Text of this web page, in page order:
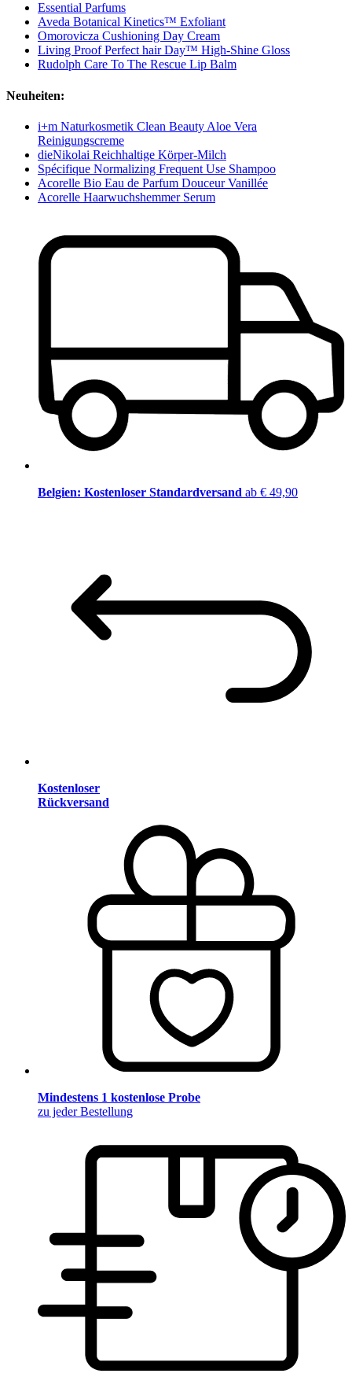
Essential Parfums
Aveda Botanical Kinetics™ Exfoliant
Omorovicza Cushioning Day Cream
Living Proof Perfect hair Day™ High-Shine Gloss
Rudolph Care To The Rescue Lip Balm
Neuheiten:
i+m Naturkosmetik Clean Beauty Aloe Vera
Reinigungscreme
dieNikolai Reichhaltige Körper-Milch
Spécifique Normalizing Frequent Use Shampoo
Acorelle Bio Eau de Parfum Douceur Vanillée
Acorelle Haarwuchshemmer Serum
Belgien: Kostenloser Standardversand ab € 49,90
Kostenloser
Rückversand
Mindestens 1 kostenlose Probe
zu jeder Bestellung